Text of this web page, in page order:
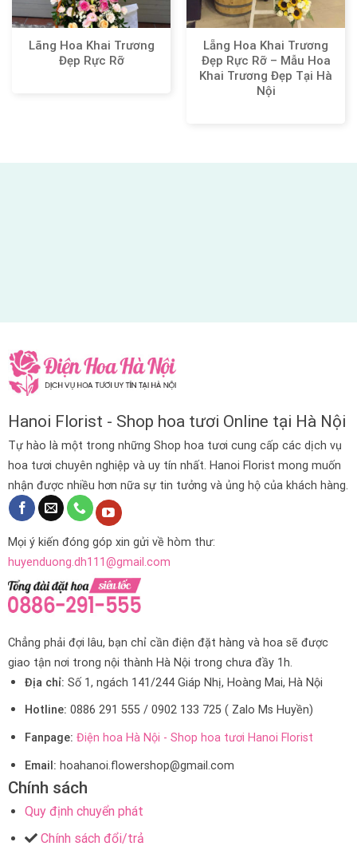
Lãng Hoa Khai Trương
Đẹp Rực Rỡ
Lẵng Hoa Khai Trương
Đẹp Rực Rỡ – Mẫu Hoa
Khai Trương Đẹp Tại Hà
Nội
Hanoi Florist - Shop hoa tươi Online tại Hà Nội
Tự hào là một trong những Shop hoa tươi cung cấp các dịch vụ
hoa tươi chuyên nghiệp và uy tín nhất. Hanoi Florist mong muốn
nhận được nhiều hơn nữa sự tin tưởng và ủng hộ của khách hàng.
Mọi ý kiến đóng góp xin gửi về hòm thư:
huyenduong.dh111@gmail.com
Chẳng phải đợi lâu, bạn chỉ cần điện đặt hàng và hoa sẽ được
giao tận nơi trong nội thành Hà Nội trong chưa đầy 1h.
Địa chỉ: Số 1, ngách 141/244 Giáp Nhị, Hoàng Mai, Hà Nội
Hotline: 0886 291 555 / 0902 133 725 ( Zalo Ms Huyền)
Fanpage: Điện hoa Hà Nội - Shop hoa tươi Hanoi Florist
Email: hoahanoi.flowershop@gmail.com
Chính sách
Quy định chuyển phát
Chính sách đổi/trả